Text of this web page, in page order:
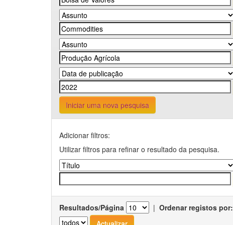
Iniciar uma nova pesquisa
Adicionar filtros:
Utilizar filtros para refinar o resultado da pesquisa.
Resultados/Página | Ordenar registos por: